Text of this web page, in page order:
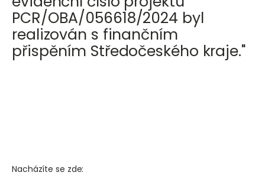
PCR/OBA/056618/2024 byl
realizován s finančním
přispěním Středočeského kraje."
Nacházíte se zde: